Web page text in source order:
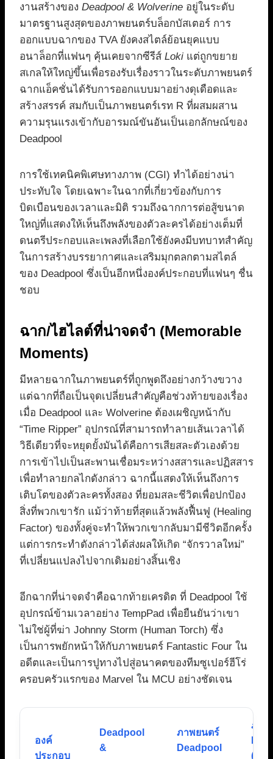
งานสร้างของ Deadpool & Wolverine อยู่ในระดับ
มาตรฐานสูงสุดของภาพยนตร์บล็อกบัสเตอร์ การ
ออกแบบฉากของ TVA ยังคงสไตล์ย้อนยุคแบบ
อนาล็อกที่แฟนๆ คุ้นเคยจากซีรีส์ Loki แต่ถูกขยาย
สเกลให้ใหญ่ขึ้นเพื่อรองรับเรื่องราวในระดับภาพยนตร์
ฉากแอ็คชั่นได้รับการออกแบบมาอย่างดุเดือดและ
สร้างสรรค์ สมกับเป็นภาพยนตร์เรท R ที่ผสมผสาน
ความรุนแรงเข้ากับอารมณ์ขันอันเป็นเอกลักษณ์ของ
Deadpool
การใช้เทคนิคพิเศษทางภาพ (CGI) ทำได้อย่างน่า
ประทับใจ โดยเฉพาะในฉากที่เกี่ยวข้องกับการ
บิดเบือนของเวลาและมิติ รวมถึงฉากการต่อสู้ขนาด
ใหญ่ที่แสดงให้เห็นถึงพลังของตัวละครได้อย่างเต็มที่
ดนตรีประกอบและเพลงที่เลือกใช้ยังคงมีบทบาทสำคัญ
ในการสร้างบรรยากาศและเสริมมุกตลกตามสไตล์
ของ Deadpool ซึ่งเป็นอีกหนึ่งองค์ประกอบที่แฟนๆ ชื่น
ชอบ
ฉาก/ไฮไลต์ที่น่าจดจำ (Memorable
Moments)
มีหลายฉากในภาพยนตร์ที่ถูกพูดถึงอย่างกว้างขวาง
แต่ฉากที่ถือเป็นจุดเปลี่ยนสำคัญคือช่วงท้ายของเรื่อง
เมื่อ Deadpool และ Wolverine ต้องเผชิญหน้ากับ
“Time Ripper” อุปกรณ์ที่สามารถทำลายเส้นเวลาได้
วิธีเดียวที่จะหยุดยั้งมันได้คือการเสียสละตัวเองด้วย
การเข้าไปเป็นสะพานเชื่อมระหว่างสสารและปฏิสสาร
เพื่อทำลายกลไกดังกล่าว ฉากนี้แสดงให้เห็นถึงการ
เติบโตของตัวละครทั้งสอง ที่ยอมสละชีวิตเพื่อปกป้อง
สิ่งที่พวกเขารัก แม้ว่าท้ายที่สุดแล้วพลังฟื้นฟู (Healing
Factor) ของทั้งคู่จะทำให้พวกเขากลับมามีชีวิตอีกครั้ง
แต่การกระทำดังกล่าวได้ส่งผลให้เกิด “จักรวาลใหม่”
ที่เปลี่ยนแปลงไปจากเดิมอย่างสิ้นเชิง
อีกฉากที่น่าจดจำคือฉากท้ายเครดิต ที่ Deadpool ใช้
อุปกรณ์ข้ามเวลาอย่าง TempPad เพื่อยืนยันว่าเขา
ไม่ใช่ผู้ที่ฆ่า Johnny Storm (Human Torch) ซึ่ง
เป็นการพยักหน้าให้กับภาพยนตร์ Fantastic Four ใน
อดีตและเป็นการปูทางไปสู่อนาคตของทีมซูเปอร์ฮีโร่
ครอบครัวแรกของ Marvel ใน MCU อย่างชัดเจน
องค์
ประกอบ
Deadpool
&
ภาพยนตร์
Deadpool
ภาพ